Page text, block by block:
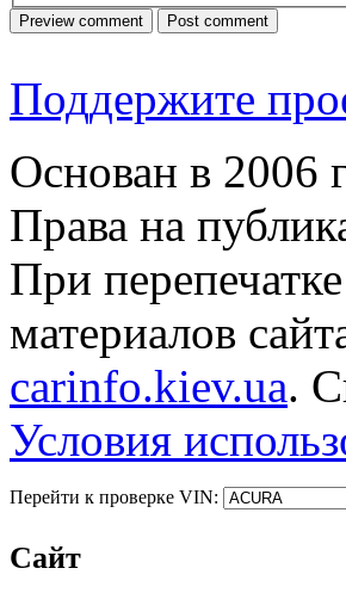
Поддержите
Основан в 2006
Права на
При
материалов
carinfo.kiev.ua.
Условия
Перейти к проверке VIN:
Сайт